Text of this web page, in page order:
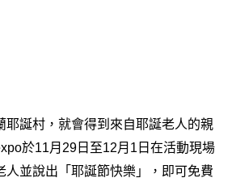
耶誕村，就會得到來自耶誕老人的親
於11月29日至12月1日在活動現場
人並說出「耶誕節快樂」，即可免費